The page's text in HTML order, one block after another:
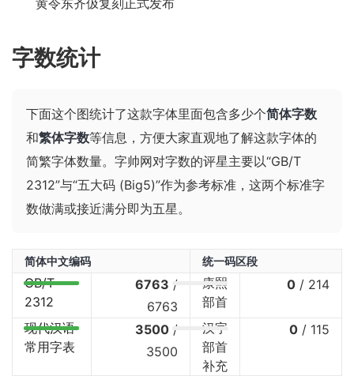
字数统计
下面这个图统计了这款字体里面包含多少个简体字数
和繁体字数等信息，方便大家直观地了解这款字体的
简繁字体数量。字帅网对字数的评星主要以“GB/T
2312”与“五大码 (Big5)”作为参考标准，这两个标准字
数做满或接近满分即为五星。
简体中文编码 统一码区段
GB/T
2312
6763 /
6763
康熙
部首
0 / 214
现代汉语
常用字表
3500 /
3500
汉字
部首
补充
0 / 115